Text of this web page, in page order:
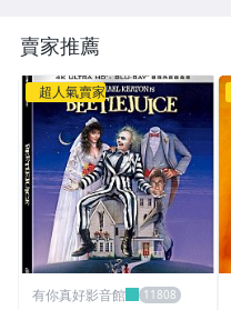
賣家推薦
超人氣賣家
有你真好影音館